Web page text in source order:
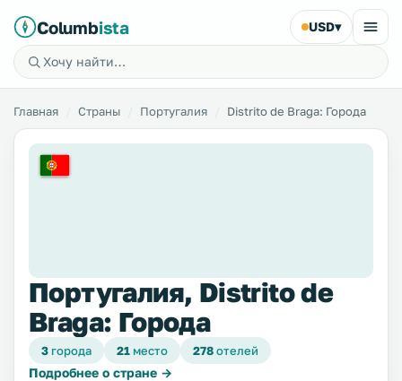
Columbista USD▾
Главная Страны Португалия Distrito de Braga: Города
Португалия, Distrito de
Braga: Города
3 города 21 место 278отелей
Подробнее о стране →